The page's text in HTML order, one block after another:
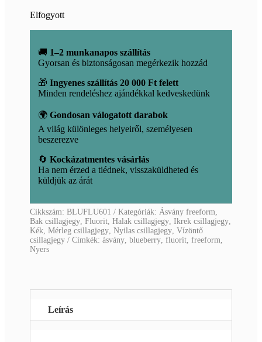
Elfogyott
🚚 1–2 munkanapos szállítás
Gyorsan és biztonságosan megérkezik hozzád
🎁Ingyenes szállítás 20 000 Ft felett
Minden rendeléshez ajándékkal kedveskedünk
🌍Gondosan válogatott darabok
A világ különleges helyeiről, személyesen
beszerezve
🔄Kockázatmentes vásárlás
Ha nem érzed a tiédnek, visszaküldheted és
küldjük az árát
Cikkszám:BLUFLU601 Kategóriák:Ásvány freeform,
Bak csillagjegy,Fluorit,Halak csillagjegy,Ikrek csillagjegy,
Kék,Mérleg csillagjegy,Nyilas csillagjegy,Vízöntő
csillagjegy
Címkék:ásvány,blueberry,fluorit,freeform,
Nyers
Leírás